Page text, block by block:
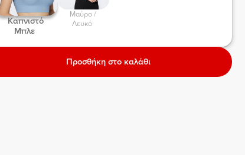
Καπνιστό
Μπλε
Λευκό
Προσθήκη στο καλάθι